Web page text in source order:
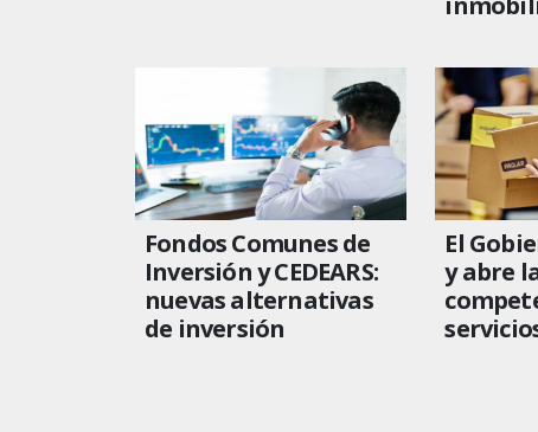
Fondos Comunes de
Inversión y CEDEARS:
nuevas alternativas
de inversión
El
y abre